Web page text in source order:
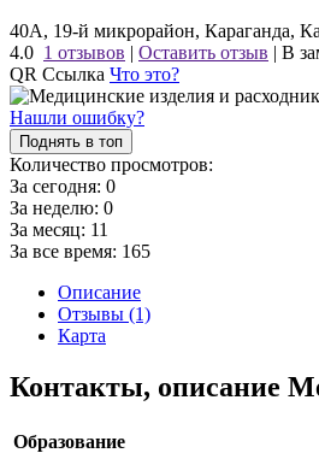
40А, 19-й микрорайон, Караганда,
4.0 1 отзывов | Оставить отзыв | В
QR Ссылка Что это?
Нашли ошибку?
Поднять в топ
Количество просмотров:
За сегодня: 0
За неделю: 0
За месяц: 11
За все время: 165
Описание
Отзывы (1)
Карта
Контакты, описание
Образование